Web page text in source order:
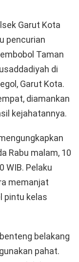
Garut Kota
pencurian
Taman
di
Garut Kota.
diamankan
kejahatannya.
Rabu malam, 10
WIB. Pelaku
memanjat
pintu kelas
belakang
pahat.